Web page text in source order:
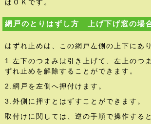
ばＯＫです。
網戸のとりはずし方 上げ下げ窓の場
はずれ止めは、この網戸左側の上下にあ
1.左下のつまみは引き上げて、左上のつ
ずれ止めを解除することができます。
2.網戸を左側へ押付けます。
3.外側に押すとはずすことができます。
取付けに関しては、逆の手順で操作する